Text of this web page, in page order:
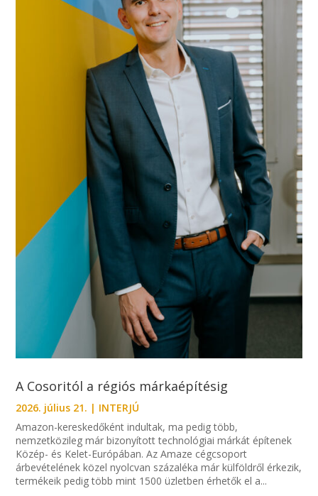
A Cosoritól a régiós márkaépítésig
2026. július 21. | INTERJÚ
Amazon-kereskedőként indultak, ma pedig több,
nemzetközileg már bizonyított technológiai márkát építenek
Közép- és Kelet-Európában. Az Amaze cégcsoport
árbevételének közel nyolcvan százaléka már külföldről érkezik,
termékeik pedig több mint 1500 üzletben érhetők el a...